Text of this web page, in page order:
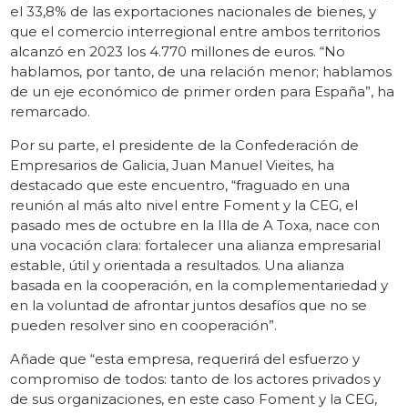
el 33,8% de las exportaciones nacionales de bienes, y
que el comercio interregional entre ambos territorios
alcanzó en 2023 los 4.770 millones de euros. “No
hablamos, por tanto, de una relación menor; hablamos
de un eje económico de primer orden para España”, ha
remarcado.
Por su parte, el presidente de la Confederación de
Empresarios de Galicia, Juan Manuel Vieites, ha
destacado que este encuentro, “fraguado en una
reunión al más alto nivel entre Foment y la CEG, el
pasado mes de octubre en la Illa de A Toxa, nace con
una vocación clara: fortalecer una alianza empresarial
estable, útil y orientada a resultados. Una alianza
basada en la cooperación, en la complementariedad y
en la voluntad de afrontar juntos desafíos que no se
pueden resolver sino en cooperación”.
Añade que “esta empresa, requerirá del esfuerzo y
compromiso de todos: tanto de los actores privados y
de sus organizaciones, en este caso Foment y la CEG,